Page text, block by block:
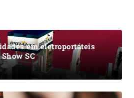
em eletroportáteis
SC